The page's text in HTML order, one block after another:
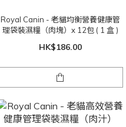
Royal Canin - 老貓均衡營養健康管
理袋裝濕糧（肉塊）x 12包 ( 1 盒 )
HK$186.00